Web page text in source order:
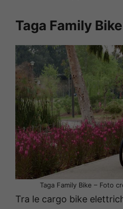
Taga Family Bike
Taga Family Bike – Foto
Tra le cargo bike